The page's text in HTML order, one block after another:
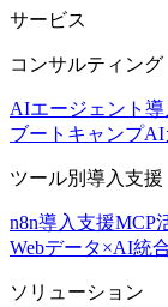
サービス
コンサルティング
AIエージェント導
ブートキャンプAI
ツール別導入支援
n8n導入支援MCP
Webデータ×AI統
ソリューション